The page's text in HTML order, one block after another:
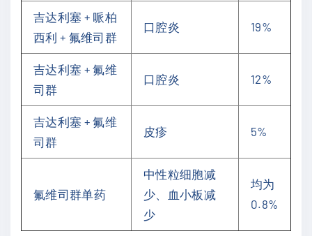
吉达利塞 + 哌柏
西利 + 氟维司群
口腔炎 19%
吉达利塞 + 氟维
司群
口腔炎 12%
吉达利塞 + 氟维
司群
皮疹 5%
氟维司群单药
中性粒细胞减
少、血小板减
少
均为
0.8%